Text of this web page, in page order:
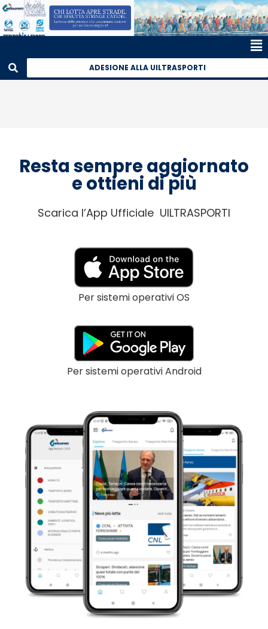
ADESIONE ALLA UILTRASPORTI
Resta sempre aggiornato
e ottieni di più
Scarica l’App Ufficiale UILTRASPORTI
Per sistemi operativi OS
Per sistemi operativi Android